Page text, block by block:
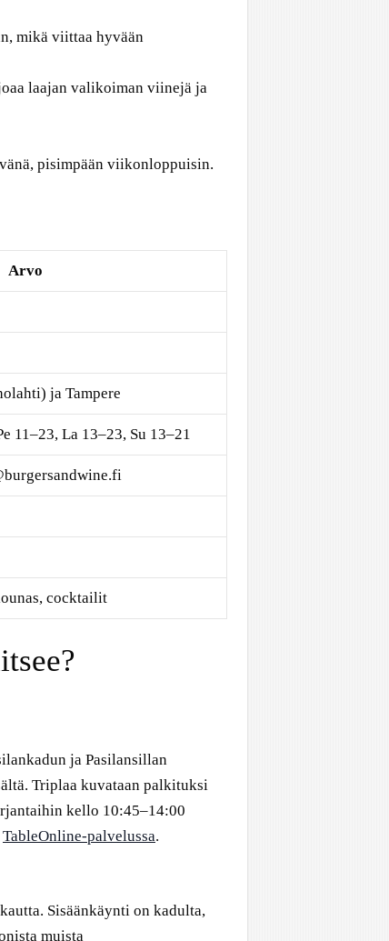
mikä viittaa hyvään
laajan valikoiman viinejä ja
pisimpään viikonloppuisin.
Arvo
ja Tampere
11–23, La 13–23, Su 13–21
cocktailit
ja Pasilansillan
Triplaa kuvataan palkituksi
kello 10:45–14:00
TableOnline-palvelussa.
Sisäänkäynti on kadulta,
muista